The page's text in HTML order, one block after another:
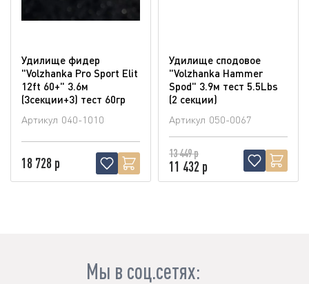
Удилище фидер
"Volzhanka Pro Sport Elit
12ft 60+" 3.6м
(3секции+3) тест 60гр
Артикул 040-1010
18 728 р
Удилище сподовое
"Volzhanka Hammer
Spod" 3.9м тест 5.5Lbs
(2 секции)
Артикул 050-0067
13 449 р
11 432 р
Мы в соц.сетях: